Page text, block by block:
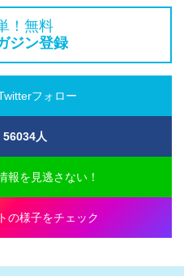
！無料
ジン登録
フォロー
56034人
報を見逃さない！
の様子をチェック